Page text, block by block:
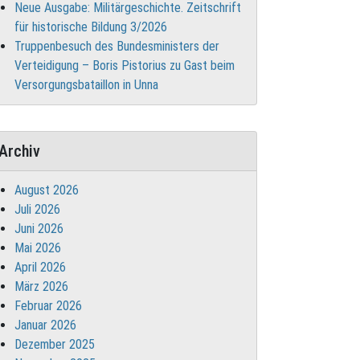
Neue Ausgabe: Militärgeschichte. Zeitschrift
für historische Bildung 3/2026
Truppenbesuch des Bundesministers der
Verteidigung – Boris Pistorius zu Gast beim
Versorgungsbataillon in Unna
August 2026
Juli 2026
Juni 2026
Mai 2026
April 2026
März 2026
Februar 2026
Januar 2026
Dezember 2025